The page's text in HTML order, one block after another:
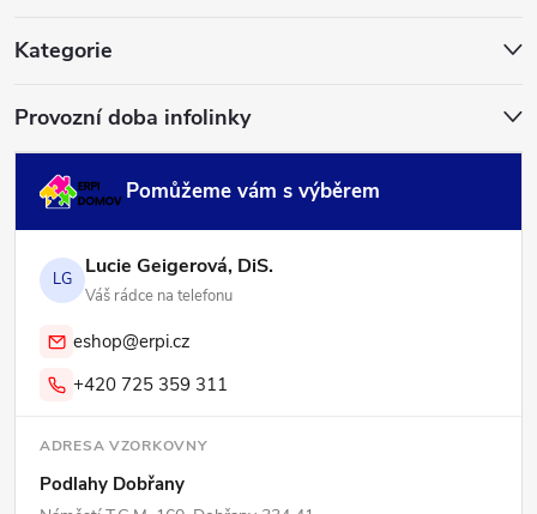
Kategorie
Provozní doba infolinky
Pomůžeme vám s výběrem
LG Lucie Geigerová, DiS.
Váš rádce na telefonu
eshop@erpi.cz
+420 725 359 311
ADRESA VZORKOVNY
Podlahy Dobřany